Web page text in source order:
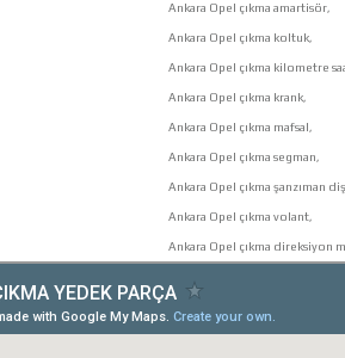
Ankara Opel çıkma amartisör,
Ankara Opel çıkma koltuk,
Ankara Opel çıkma kilometre
Ankara Opel çıkma krank,
Ankara Opel çıkma mafsal,
Ankara Opel çıkma segman,
Ankara Opel çıkma şanzıman
Ankara Opel çıkma volant,
Ankara Opel çıkma direksiyon